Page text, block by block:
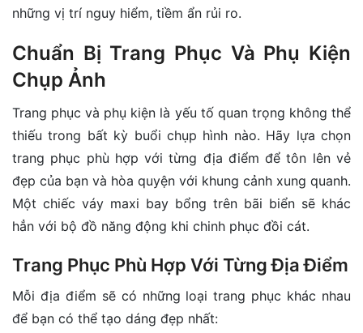
những vị trí nguy hiểm, tiềm ẩn rủi ro.
Chuẩn Bị Trang Phục Và Phụ Kiện
Chụp Ảnh
Trang phục và phụ kiện là yếu tố quan trọng không thể
thiếu trong bất kỳ buổi chụp hình nào. Hãy lựa chọn
trang phục phù hợp với từng địa điểm để tôn lên vẻ
đẹp của bạn và hòa quyện với khung cảnh xung quanh.
Một chiếc váy maxi bay bổng trên bãi biển sẽ khác
hẳn với bộ đồ năng động khi chinh phục đồi cát.
Trang Phục Phù Hợp Với Từng Địa Điểm
Mỗi địa điểm sẽ có những loại trang phục khác nhau
để bạn có thể tạo dáng đẹp nhất: